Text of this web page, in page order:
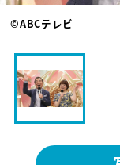
©ABCテレビ